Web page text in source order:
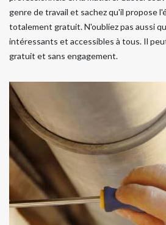
genre de travail et sachez qu'il propose
totalement gratuit. N'oubliez pas aussi
intéressants et accessibles à tous. Il
gratuit et sans engagement.